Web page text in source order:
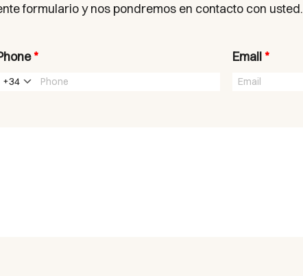
formulario y nos pondremos en contacto con usted.
*
+34
Email*